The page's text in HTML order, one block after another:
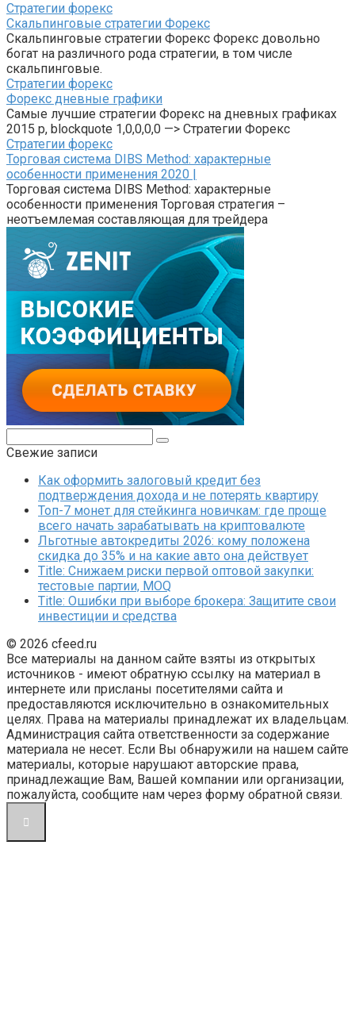
Стратегии форекс
Скальпинговые стратегии Форекс
Скальпинговые стратегии Форекс Форекс довольно
богат на различного рода стратегии, в том числе
скальпинговые.
Стратегии форекс
Форекс дневные графики
Самые лучшие стратегии Форекс на дневных графиках
2015 p, blockquote 1,0,0,0,0 —> Стратегии Форекс
Стратегии форекс
Торговая система DIBS Method: характерные
особенности применения 2020 |
Торговая система DIBS Method: характерные
особенности применения Торговая стратегия –
неотъемлемая составляющая для трейдера
Свежие записи
Как оформить залоговый кредит без
подтверждения дохода и не потерять квартиру
Топ-7 монет для стейкинга новичкам: где проще
всего начать зарабатывать на криптовалюте
Льготные автокредиты 2026: кому положена
скидка до 35% и на какие авто она действует
Title: Снижаем риски первой оптовой закупки:
тестовые партии, MOQ
Title: Ошибки при выборе брокера: Защитите свои
инвестиции и средства
© 2026 cfeed.ru
Все материалы на данном сайте взяты из открытых
источников - имеют обратную ссылку на материал в
интернете или присланы посетителями сайта и
предоставляются исключительно в ознакомительных
целях. Права на материалы принадлежат их владельцам.
Администрация сайта ответственности за содержание
материала не несет. Если Вы обнаружили на нашем сайте
материалы, которые нарушают авторские права,
принадлежащие Вам, Вашей компании или организации,
пожалуйста, сообщите нам через форму обратной связи.